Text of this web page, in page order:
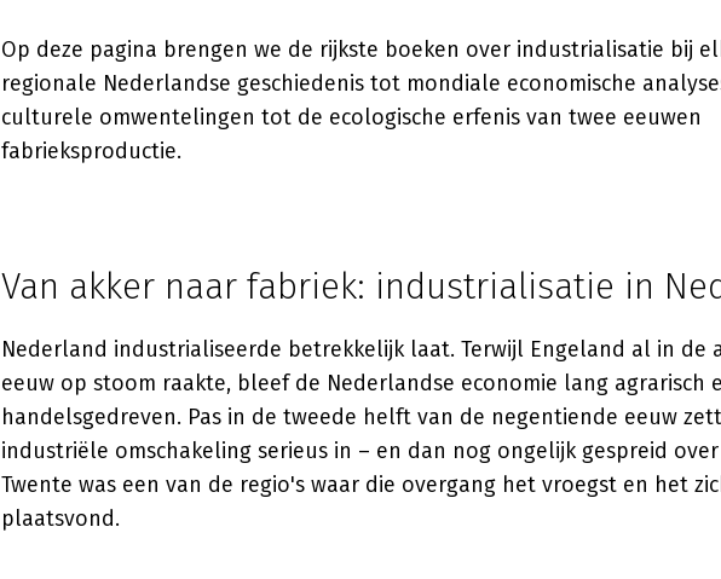
Op deze pagina brengen we de rijkste boeken over industrialisatie bij
regionale Nederlandse geschiedenis tot mondiale economische
culturele omwentelingen tot de ecologische erfenis van twee eeuwen
fabrieksproductie.
Van akker naar fabriek: industrialisatie in
Nederland industrialiseerde betrekkelijk laat. Terwijl Engeland al in de
eeuw op stoom raakte, bleef de Nederlandse economie lang agrarisch
handelsgedreven. Pas in de tweede helft van de negentiende eeuw
industriële omschakeling serieus in – en dan nog ongelijk gespreid
Twente was een van de regio's waar die overgang het vroegst en het
plaatsvond.